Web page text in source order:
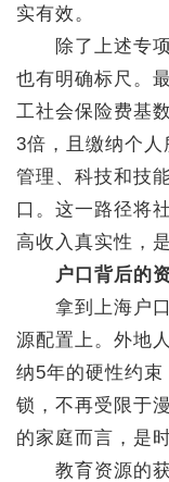
实有效。
除了上述专项
也有明确标尺。
工社会保险费基
3倍，且缴纳个
管理、科技和技
口。这一路径将
高收入真实性，
户口背后的
拿到上海户口
源配置上。外地
纳5年的硬性约
锁，不再受限于
的家庭而言，是
教育资源的获